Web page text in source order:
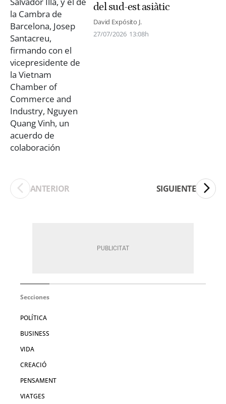
del sud-est asiàtic
David Expósito J.
27/07/2026 13:08h
ANTERIOR SIGUIENTE
Secciones
POLÍTICA
BUSINESS
VIDA
CREACIÓ
PENSAMENT
VIATGES